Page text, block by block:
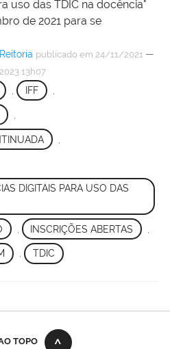
uso das TDIC na docência"
de 2021 para se
publicado em 24/11/2021 —
13h07
IFF
DIGITAIS PARA USO DAS
INSCRIÇÕES ABERTAS
, TDIC
TOPO